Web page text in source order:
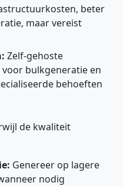
beter
maar vereist
Zelf-gehoste
bulkgeneratie en
behoeften
de kwaliteit
Genereer op lagere
nodig